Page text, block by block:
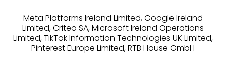
Alle Preise inkl. MwSt., zzgl.
Versandkosten
Meta Platforms Ireland Limited, Google Ireland
Limited, Criteo SA, Microsoft Ireland Operations
Limited, TikTok Information Technologies UK Limited,
Pinterest Europe Limited, RTB House GmbH